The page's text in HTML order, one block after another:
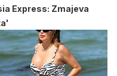
Express: Zmajeva